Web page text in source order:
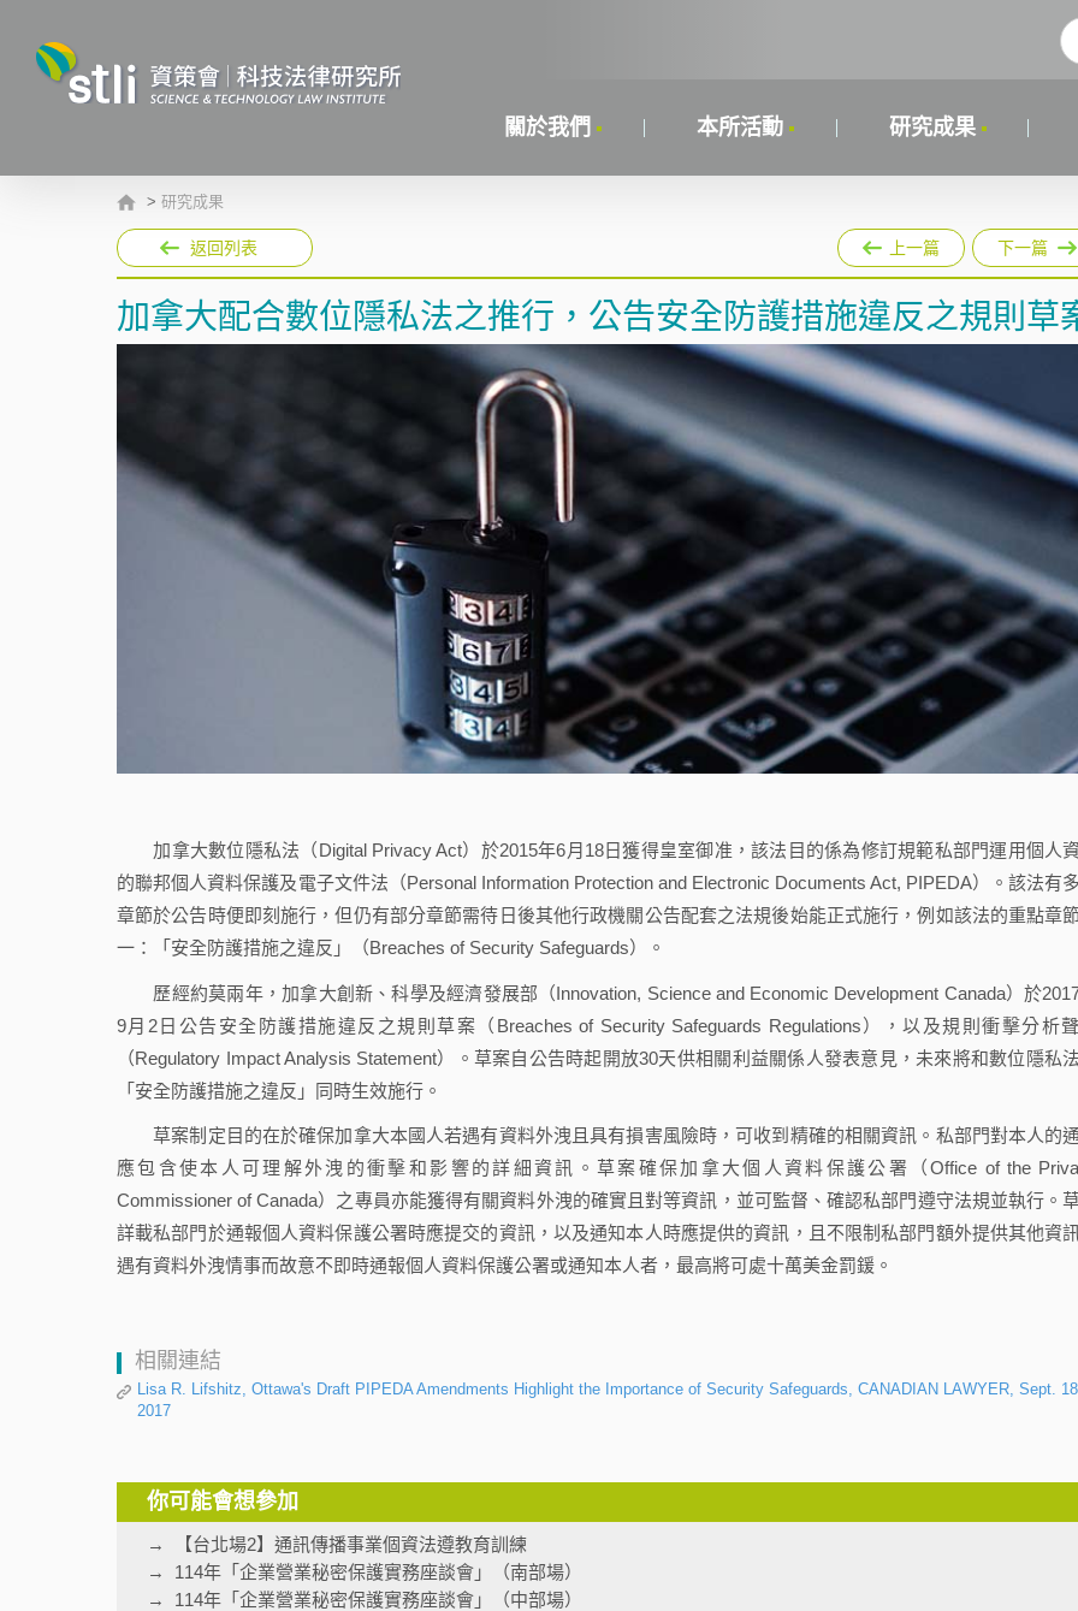
關於我們 本所活動 研究成果
> 研究成果
返回列表 上一篇 下一篇
加拿大配合數位隱私法之推行，公告安全防護措施違反之規則草
加拿大數位隱私法（Digital Privacy Act）於2015年6月18日獲得皇室御准，該法目的係為修訂規範私部門運用個人
的聯邦個人資料保護及電子文件法（Personal Information Protection and Electronic Documents Act, PIPEDA）。該法有
章節於公告時便即刻施行，但仍有部分章節需待日後其他行政機關公告配套之法規後始能正式施行，例如該法的重點章
一：「安全防護措施之違反」（Breaches of Security Safeguards）。
歷經約莫兩年，加拿大創新、科學及經濟發展部（Innovation, Science and Economic Development Canada）於
9月2日公告安全防護措施違反之規則草案（Breaches of Security Safeguards Regulations），以及規則衝擊分析
（Regulatory Impact Analysis Statement）。草案自公告時起開放30天供相關利益關係人發表意見，未來將和數位隱私
「安全防護措施之違反」同時生效施行。
草案制定目的在於確保加拿大本國人若遇有資料外洩且具有損害風險時，可收到精確的相關資訊。私部門對本人的
應包含使本人可理解外洩的衝擊和影響的詳細資訊。草案確保加拿大個人資料保護公署（Office of the
Commissioner of Canada）之專員亦能獲得有關資料外洩的確實且對等資訊，並可監督、確認私部門遵守法規並執行。
詳載私部門於通報個人資料保護公署時應提交的資訊，以及通知本人時應提供的資訊，且不限制私部門額外提供其他資
遇有資料外洩情事而故意不即時通報個人資料保護公署或通知本人者，最高將可處十萬美金罰鍰。
相關連結
Lisa R. Lifshitz, Ottawa's Draft PIPEDA Amendments Highlight the Importance of Security Safeguards, CANADIAN LAWYER, Sept.
2017
你可能會想參加
【台北場2】通訊傳播事業個資法遵教育訓練
114年「企業營業秘密保護實務座談會」（南部場）
114年「企業營業秘密保護實務座談會」（中部場）